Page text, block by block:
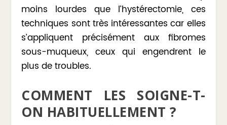
moins lourdes que l’hystérectomie, ces
techniques sont très intéressantes car elles
s’appliquent précisément aux fibromes
sous-muqueux, ceux qui engendrent le
plus de troubles.
COMMENT LES SOIGNE-T-
ON HABITUELLEMENT ?